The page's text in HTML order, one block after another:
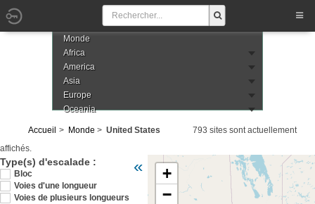
Monde
Africa
America
Asia
Europe
Oceania
Accueil Monde United States
793 sites sont actuellement
affichés.
Type(s) d'escalade :
Bloc
Voies d'une longueur
Voies de plusieurs longueurs
« Veuillez patienter pendant le chargement
+
−